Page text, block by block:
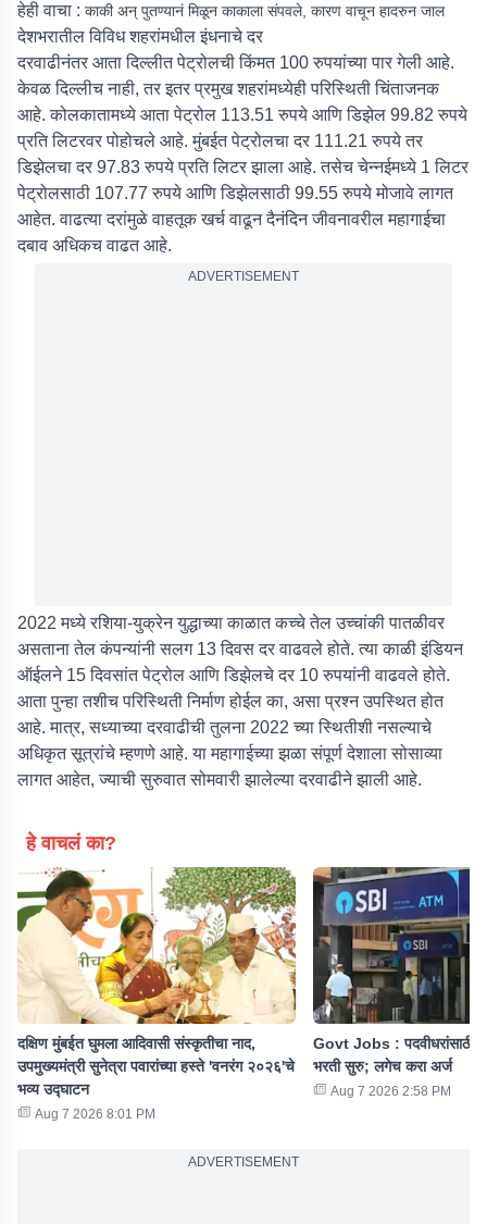
हेही वाचा : काकी अन् पुतण्यानं मिळून काकाला संपवले, कारण वाचून हादरुन जाल
देशभरातील विविध शहरांमधील इंधनाचे दर
दरवाढीनंतर आता दिल्लीत पेट्रोलची किंमत 100 रुपयांच्या पार गेली आहे.
केवळ दिल्लीच नाही, तर इतर प्रमुख शहरांमध्येही परिस्थिती चिंताजनक
आहे. कोलकातामध्ये आता पेट्रोल 113.51 रुपये आणि डिझेल 99.82 रुपये
प्रति लिटरवर पोहोचले आहे. मुंबईत पेट्रोलचा दर 111.21 रुपये तर
डिझेलचा दर 97.83 रुपये प्रति लिटर झाला आहे. तसेच चेन्नईमध्ये 1 लिटर
पेट्रोलसाठी 107.77 रुपये आणि डिझेलसाठी 99.55 रुपये मोजावे लागत
आहेत. वाढत्या दरांमुळे वाहतूक खर्च वाढून दैनंदिन जीवनावरील महागाईचा
दबाव अधिकच वाढत आहे.
ADVERTISEMENT
2022 मध्ये रशिया-युक्रेन युद्धाच्या काळात कच्चे तेल उच्चांकी पातळीवर
असताना तेल कंपन्यांनी सलग 13 दिवस दर वाढवले होते. त्या काळी इंडियन
ऑईलने 15 दिवसांत पेट्रोल आणि डिझेलचे दर 10 रुपयांनी वाढवले होते.
आता पुन्हा तशीच परिस्थिती निर्माण होईल का, असा प्रश्न उपस्थित होत
आहे. मात्र, सध्याच्या दरवाढीची तुलना 2022 च्या स्थितीशी नसल्याचे
अधिकृत सूत्रांचे म्हणणे आहे. या महागाईच्या झळा संपूर्ण देशाला सोसाव्या
लागत आहेत, ज्याची सुरुवात सोमवारी झालेल्या दरवाढीने झाली आहे.
हे वाचलं का?
दक्षिण मुंबईत घुमला आदिवासी संस्कृतीचा नाद,
उपमुख्यमंत्री सुनेत्रा पवारांच्या हस्ते 'वनरंग २०२६'चे
भव्य उद्घाटन
Aug 7 2026 8:01 PM
Govt Jobs : पदवीधरांसाठी
भरती सुरु; लगेच करा अर्ज
Aug 7 2026 2:58 PM
ADVERTISEMENT